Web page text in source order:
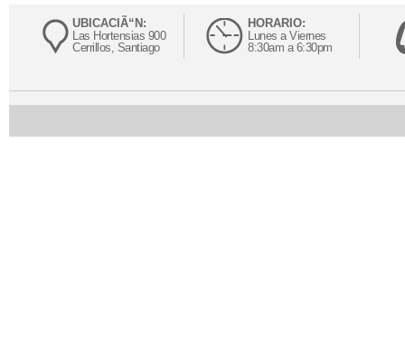
UBICACIÃ“N:
Las Hortensias 900
Cerrillos, Santiago
HORARIO:
Lunes a Viernes
8:30am a 6:30pm